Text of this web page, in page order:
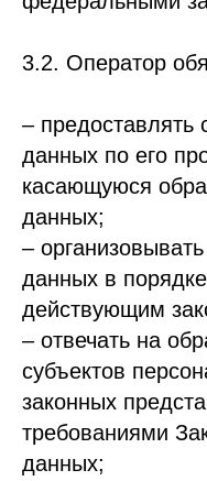
3.2. Оператор
– предоставлять
данных по его
касающуюся
данных;
–
данных в
действующим
– отвечать на
субъектов
законных
требованиями
данных;